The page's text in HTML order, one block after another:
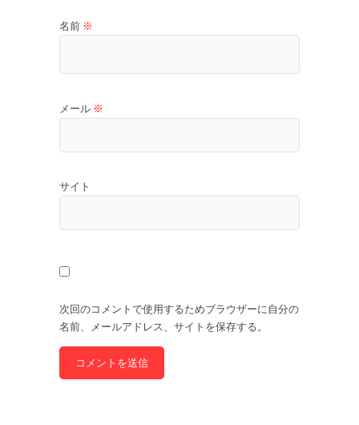
名前 ※
メール ※
サイト
次回のコメントで使用するためブラウザーに自分の
名前、メールアドレス、サイトを保存する。